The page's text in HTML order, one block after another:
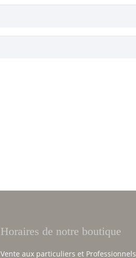
Horaires de notre boutique
Vente aux particuliers et Professionnels